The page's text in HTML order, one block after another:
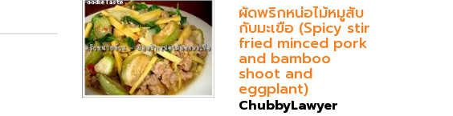
ผัดพริกหน่อไม้หมูสับ
กับมะเขือ (Spicy stir
fried minced pork
and bamboo
shoot and
eggplant)
ChubbyLawyer